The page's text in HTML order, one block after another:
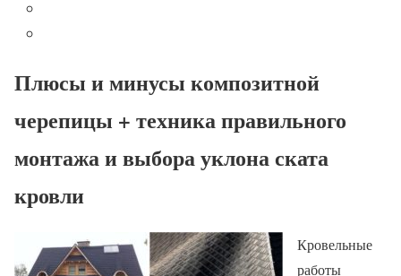
Плюсы и минусы композитной
черепицы + техника правильного
монтажа и выбора уклона ската
кровли
Кровельные
работы